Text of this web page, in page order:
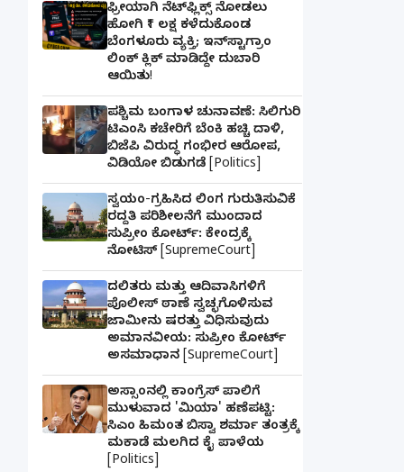
ಫ್ರೀಯಾಗಿ ನೆಟ್‌ಫ್ಲಿಕ್ಸ್ ನೋಡಲು
ಹೋಗಿ ₹1 ಲಕ್ಷ ಕಳೆದುಕೊಂಡ
ಬೆಂಗಳೂರು ವ್ಯಕ್ತಿ; ಇನ್‌ಸ್ಟಾಗ್ರಾಂ
ಲಿಂಕ್ ಕ್ಲಿಕ್ ಮಾಡಿದ್ದೇ ದುಬಾರಿ
ಆಯಿತು!
ಪಶ್ಚಿಮ ಬಂಗಾಳ ಚುನಾವಣೆ: ಸಿಲಿಗುರಿ
ಟಿಎಂಸಿ ಕಚೇರಿಗೆ ಬೆಂಕಿ ಹಚ್ಚಿ ದಾಳಿ,
ಬಿಜೆಪಿ ವಿರುದ್ಧ ಗಂಭೀರ ಆರೋಪ,
ವಿಡಿಯೋ ಬಿಡುಗಡೆ [Politics]
ಸ್ವಯಂ-ಗ್ರಹಿಸಿದ ಲಿಂಗ ಗುರುತಿಸುವಿಕೆ
ರದ್ದತಿ ಪರಿಶೀಲನೆಗೆ ಮುಂದಾದ
ಸುಪ್ರೀಂ ಕೋರ್ಟ್: ಕೇಂದ್ರಕ್ಕೆ
ನೋಟಿಸ್ [SupremeCourt]
ದಲಿತರು ಮತ್ತು ಆದಿವಾಸಿಗಳಿಗೆ
ಪೊಲೀಸ್ ಠಾಣೆ ಸ್ವಚ್ಛಗೊಳಿಸುವ
ಜಾಮೀನು ಷರತ್ತು ವಿಧಿಸುವುದು
ಅಮಾನವೀಯ: ಸುಪ್ರೀಂ ಕೋರ್ಟ್
ಅಸಮಾಧಾನ [SupremeCourt]
ಅಸ್ಸಾಂನಲ್ಲಿ ಕಾಂಗ್ರೆಸ್ ಪಾಲಿಗೆ
ಮುಳುವಾದ 'ಮಿಯಾ' ಹಣೆಪಟ್ಟಿ:
ಸಿಎಂ ಹಿಮಂತ ಬಿಸ್ವಾ ಶರ್ಮಾ ತಂತ್ರಕ್ಕೆ
ಮಕಾಡೆ ಮಲಗಿದ ಕೈ ಪಾಳೆಯ
[Politics]